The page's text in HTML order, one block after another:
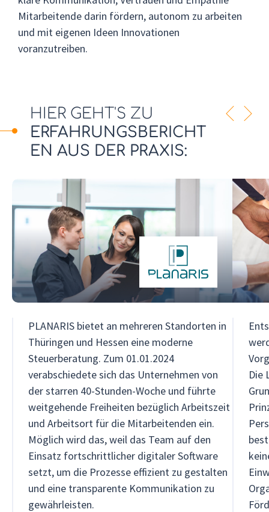
Mitarbeitende darin fördern, autonom zu arbeiten
und mit eigenen Ideen Innovationen
voranzutreiben.
HIER GEHT'S ZU
ERFAHRUNGSBERICHT
EN AUS DER PRAXIS:
Z
ü
k
W
t
e
r
PLANARIS bietet an mehreren Standorten in
Thüringen und Hessen eine moderne
Steuerberatung. Zum 01.01.2024
verabschiedete sich das Unternehmen von
der starren 40-Stunden-Woche und führte
weitgehende Freiheiten bezüglich Arbeitszeit
und Arbeitsort für die Mitarbeitenden ein.
Möglich wird das, weil das Team auf den
Einsatz fortschrittlicher digitaler Software
setzt, um die Prozesse effizient zu gestalten
und eine transparente Kommunikation zu
gewährleisten.
Die